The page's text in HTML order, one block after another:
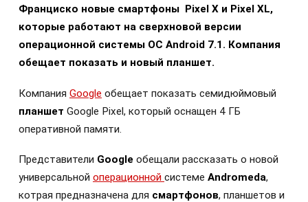
Франциско новые смартфоны Pixel X и Pixel XL,
которые работают на сверхновой версии
операционной системы ОС Android 7.1. Компания
обещает показать и новый планшет.
Компания Google обещает показать семидюймовый
планшет Google Pixel, который оснащен 4 ГБ
оперативной памяти.
Представители Google обещали рассказать о новой
универсальной операционной системе Andromeda,
котрая предназначена для смартфонов, планшетов и